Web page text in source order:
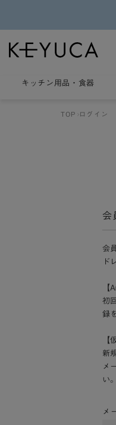
キッチン用品 ・ 食器
TOP ログイン
会
会
ド
【
初
録
【
新
メ
い。
メ